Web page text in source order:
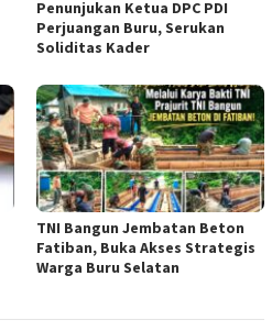
Penunjukan Ketua DPC PDI
Perjuangan Buru, Serukan
Soliditas Kader
TNI Bangun Jembatan Beton
Fatiban, Buka Akses Strategis
Warga Buru Selatan